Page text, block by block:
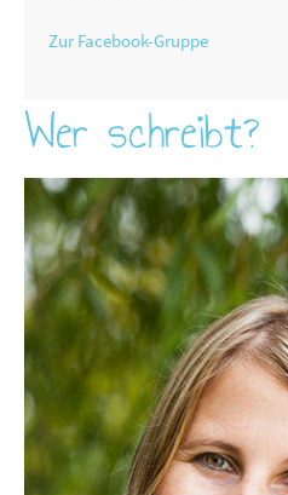
Zur Facebook-Gruppe
Wer schreibt?